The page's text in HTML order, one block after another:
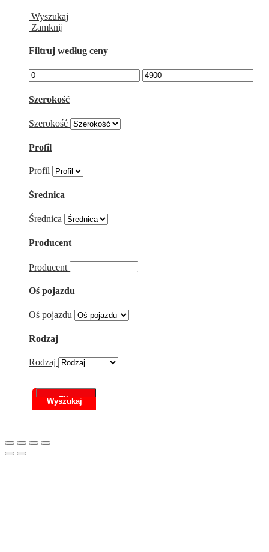
Wyszukaj
Zamknij
Filtruj według ceny
Szerokość
Szerokość
Profil
Profil
Średnica
Średnica
Producent
Producent
Oś pojazdu
Oś pojazdu
Rodzaj
Rodzaj
Filtr
Scroll
to